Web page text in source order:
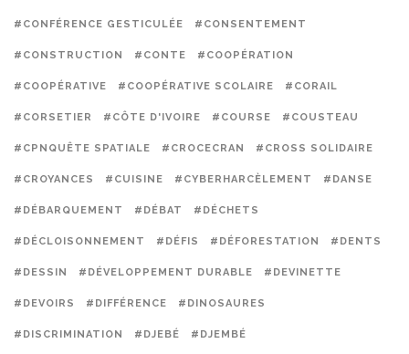
#CONFÉRENCE GESTICULÉE #CONSENTEMENT
#CONSTRUCTION #CONTE #COOPÉRATION
#COOPÉRATIVE #COOPÉRATIVE SCOLAIRE #CORAIL
#CORSETIER #CÔTE D'IVOIRE #COURSE #COUSTEAU
#CPNQUÊTE SPATIALE #CROCECRAN #CROSS SOLIDAIRE
#CROYANCES #CUISINE #CYBERHARCÈLEMENT #DANSE
#DÉBARQUEMENT #DÉBAT #DÉCHETS
#DÉCLOISONNEMENT #DÉFIS #DÉFORESTATION #DENTS
#DESSIN #DÉVELOPPEMENT DURABLE #DEVINETTE
#DEVOIRS #DIFFÉRENCE #DINOSAURES
#DISCRIMINATION #DJEBÉ #DJEMBÉ